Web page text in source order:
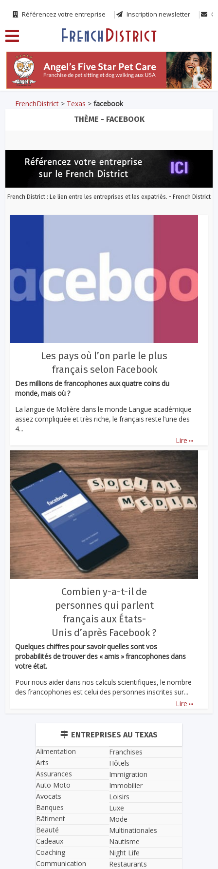
Référencez votre entreprise Inscription newsletter
FrenchDistrict > Texas >facebook
THÈME - FACEBOOK
French District : Le lien entre les entreprises et les expatriés. - French District
Les pays où l’on parle le plus
français selon Facebook
Des millions de francophones aux quatre coins du
monde, mais où ?
La langue de Molière dans le monde Langue académique
assez compliquée et très riche, le français reste l’une des
4...
Lire ...
Combien y-a-t-il de
personnes qui parlent
français aux États-
Unis d’après Facebook ?
Quelques chiffres pour savoir quelles sont vos
probabilités de trouver des « amis » francophones dans
votre état.
Pour nous aider dans nos calculs scientifiques, le nombre
des francophones est celui des personnes inscrites sur...
Lire ...
ENTREPRISES AU TEXAS
Alimentation
Arts
Assurances
Auto Moto
Avocats
Banques
Bâtiment
Beauté
Cadeaux
Coaching
Communication
Franchises
Hôtels
Immigration
Immobilier
Loisirs
Luxe
Mode
Multinationales
Nautisme
Night Life
Restaurants